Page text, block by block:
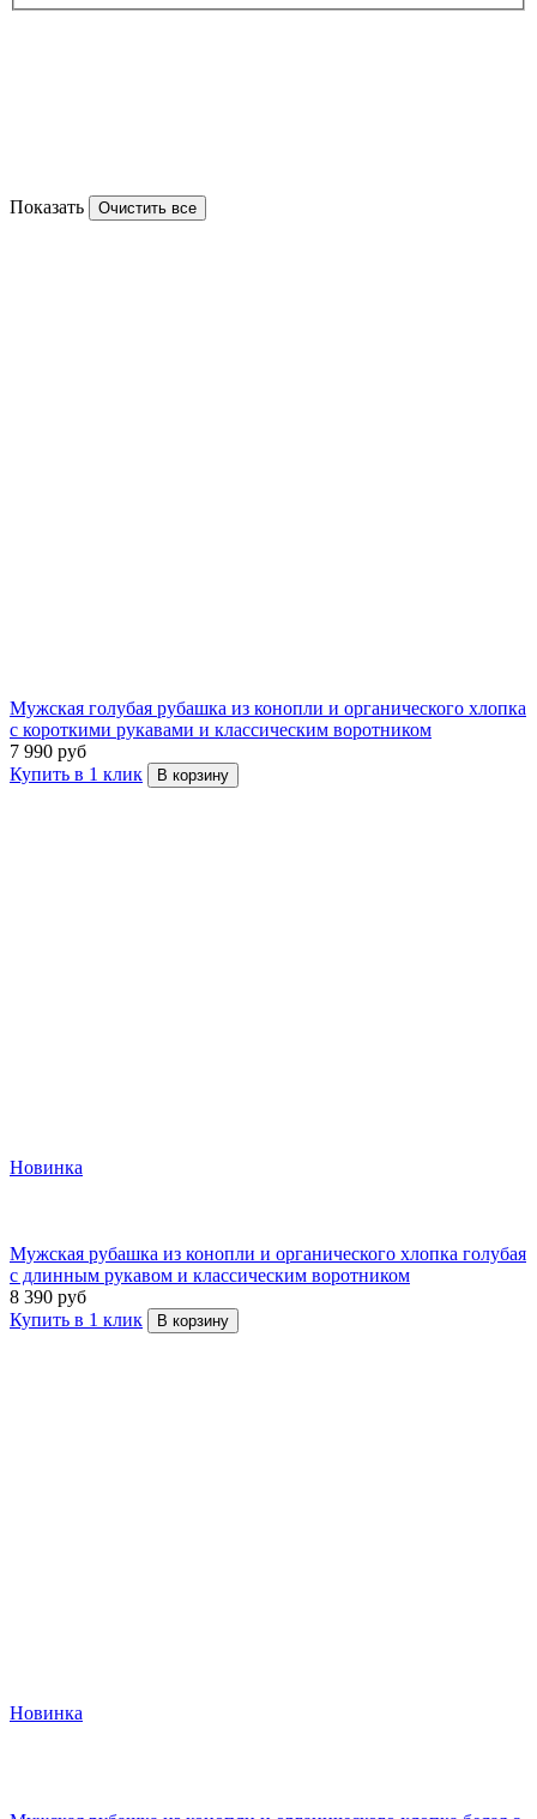
Показать Очистить все
Мужская голубая рубашка из конопли и органического хлопка
с короткими рукавами и классическим воротником
7 990 руб
Купить в 1 клик
В корзину
Новинка
Мужская рубашка из конопли и органического хлопка голубая
с длинным рукавом и классическим воротником
8 390 руб
Купить в 1 клик
В корзину
Новинка